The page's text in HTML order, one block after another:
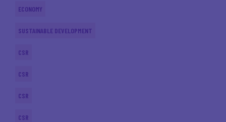
ECONOMY
SUSTAINABLE DEVELOPMENT
CSR
CSR
CSR
CSR